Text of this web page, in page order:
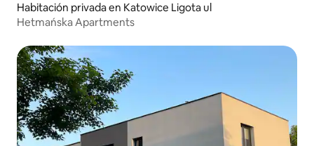
Habitación privada en Katowice Ligota ul
Hetmańska Apartments